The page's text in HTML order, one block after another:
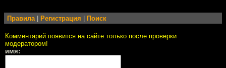
Правила| Регистрация Поиск
Комментарий появится на сайте только после проверки
модератором!
имя: